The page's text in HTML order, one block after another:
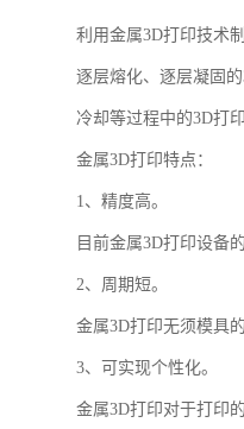
利用金属3D打印技术
逐层熔化、逐层凝固
冷却等过程中的3D打
金属3D打印特点：
1、精度高。
目前金属3D打印设备
2、周期短。
金属3D打印无须模具
3、可实现个性化。
金属3D打印对于打印